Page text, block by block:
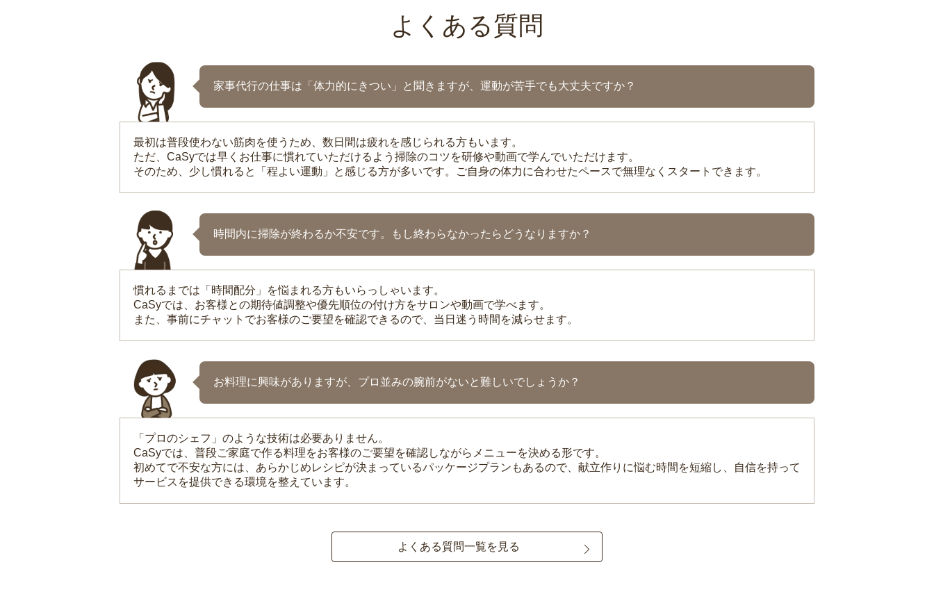
よくある質問
家事代行の仕事は「体力的にきつい」と聞きますが、運動が苦手でも大丈夫ですか？
最初は普段使わない筋肉を使うため、数日間は疲れを感じられる方もいます。
ただ、CaSyでは早くお仕事に慣れていただけるよう掃除のコツを研修や動画で学んでいただけます。
そのため、少し慣れると「程よい運動」と感じる方が多いです。ご自身の体力に合わせたペースで無理なくスタートできます。
時間内に掃除が終わるか不安です。もし終わらなかったらどうなりますか？
慣れるまでは「時間配分」を悩まれる方もいらっしゃいます。
CaSyでは、お客様との期待値調整や優先順位の付け方をサロンや動画で学べます。
また、事前にチャットでお客様のご要望を確認できるので、当日迷う時間を減らせます。
お料理に興味がありますが、プロ並みの腕前がないと難しいでしょうか？
「プロのシェフ」のような技術は必要ありません。
CaSyでは、普段ご家庭で作る料理をお客様のご要望を確認しながらメニューを決める形です。
初めてで不安な方には、あらかじめレシピが決まっているパッケージプランもあるので、献立作りに悩む時間を短縮し、自信を持って
サービスを提供できる環境を整えています。
よくある質問一覧を見る